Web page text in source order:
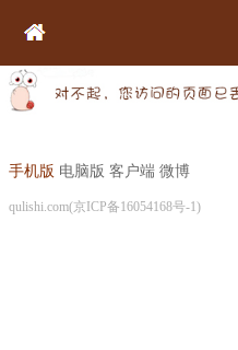
手机版 电脑版 客户端 微博
qulishi.com(京ICP备16054168号-1)